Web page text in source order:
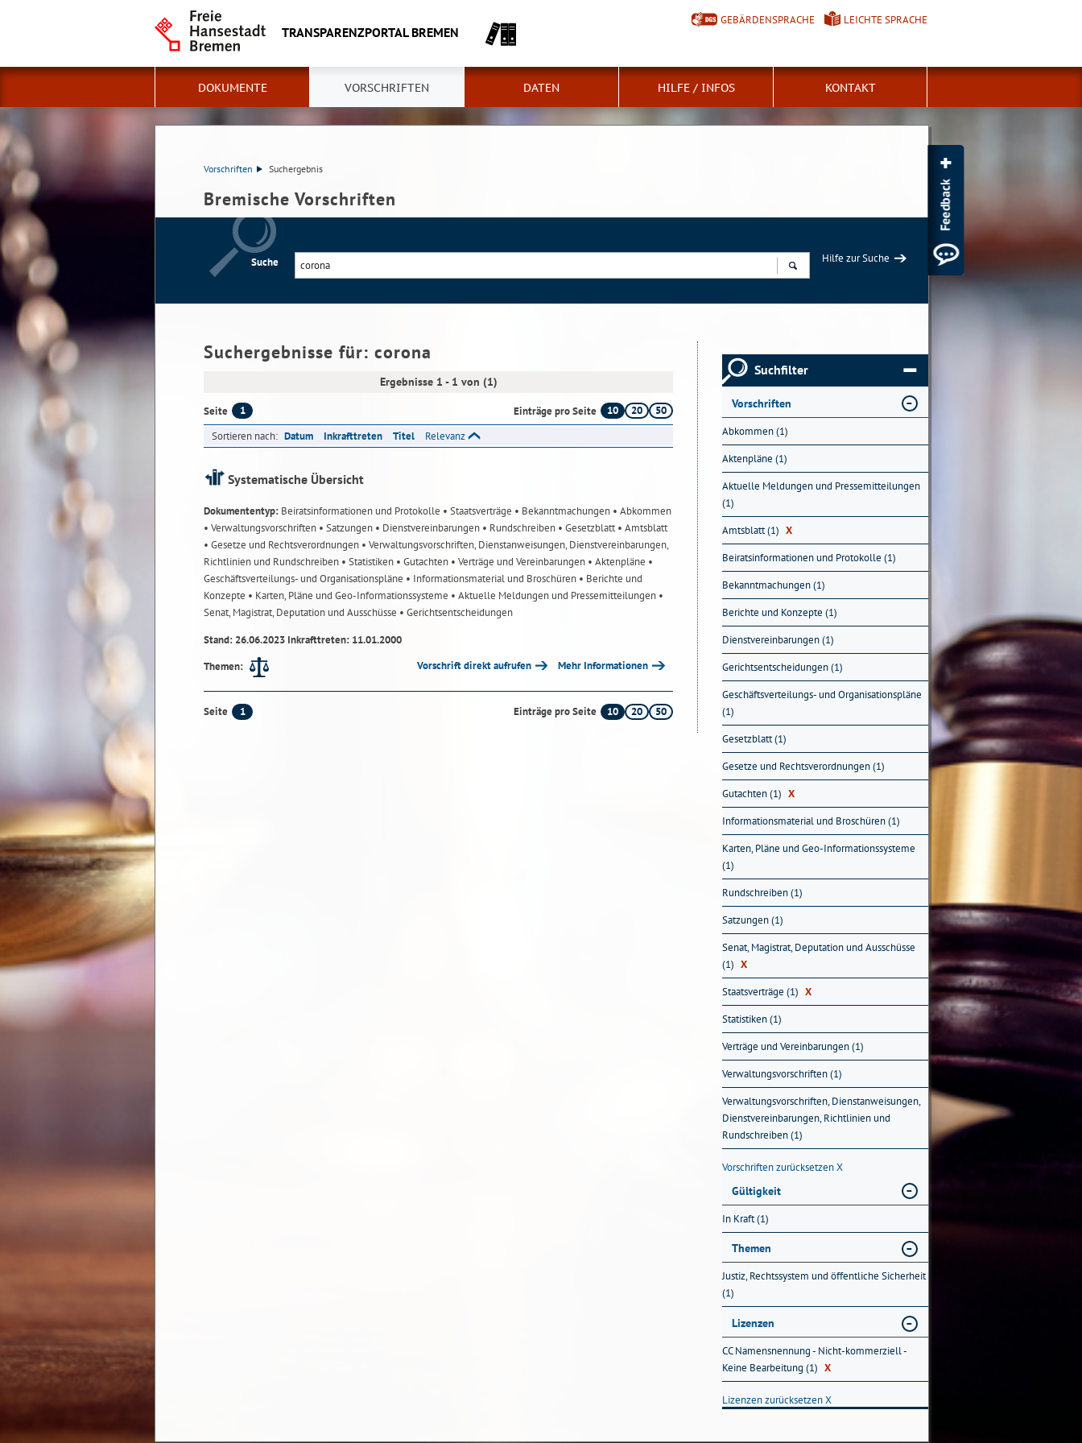
TRANSPARENZPORTAL BREMEN
GEBÄRDENSPRACHE LEICHTE SPRACHE
DOKUMENTE VORSCHRIFTEN DATEN HILFE / INFOS KONTAKT
Vorschriften Suchergebnis
Bremische Vorschriften
Suche
Hilfe zur Suche
Suchergebnisse für: corona
Ergebnisse 1 - 1 von (1)
Seite 1 Einträge pro Seite 10 20
50
Sortieren nach: Datum Inkrafttreten Titel Relevanz
Systematische Übersicht
Dokumententyp: Beiratsinformationen und Protokolle • Staatsverträge • Bekanntmachungen • Abkommen
• Verwaltungsvorschriften • Satzungen • Dienstvereinbarungen • Rundschreiben • Gesetzblatt• Amtsblatt
• Gesetze und Rechtsverordnungen • Verwaltungsvorschriften, Dienstanweisungen, Dienstvereinbarungen,
Richtlinien und Rundschreiben • Statistiken • Gutachten • Verträge und Vereinbarungen • Aktenpläne •
Geschäftsverteilungs- und Organisationspläne • Informationsmaterial und Broschüren • Berichte und
Konzepte • Karten, Pläne und Geo-Informationssysteme • Aktuelle Meldungen und Pressemitteilungen •
Senat, Magistrat, Deputation und Ausschüsse • Gerichtsentscheidungen
Stand: 26.06.2023 Inkrafttreten: 11.01.2000
Themen:
Vorschrift direkt aufrufen Mehr Informationen
Seite 1 Einträge pro Seite 10 20 50
Suchfilter
Vorschriften
Abkommen (1)
Aktenpläne (1)
Aktuelle Meldungen und Pressemitteilungen
(1)
Amtsblatt (1) X
Beiratsinformationen und Protokolle (1)
Bekanntmachungen (1)
Berichte und Konzepte (1)
Dienstvereinbarungen (1)
Gerichtsentscheidungen (1)
Geschäftsverteilungs- und Organisationspläne
(1)
Gesetzblatt (1)
Gesetze und Rechtsverordnungen (1)
Gutachten (1) X
Informationsmaterial und Broschüren (1)
Karten, Pläne und Geo-Informationssysteme
(1)
Rundschreiben (1)
Satzungen (1)
Senat, Magistrat, Deputation und Ausschüsse
(1) X
Staatsverträge (1) X
Statistiken (1)
Verträge und Vereinbarungen (1)
Verwaltungsvorschriften (1)
Verwaltungsvorschriften, Dienstanweisungen,
Dienstvereinbarungen, Richtlinien und
Rundschreiben (1)
Vorschriften zurücksetzenX
Gültigkeit
In Kraft (1)
Themen
Justiz, Rechtssystem und öffentliche Sicherheit
(1)
Lizenzen
CC Namensnennung - Nicht-kommerziell -
Keine Bearbeitung (1) X
Lizenzen zurücksetzenX